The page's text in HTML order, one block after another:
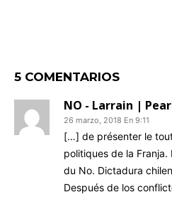
5 COMENTARIOS
NO - Larrain |
26 marzo, 2018 En 9:11
[…] de présenter le
politiques de la
du No. Dictadura
Después de los